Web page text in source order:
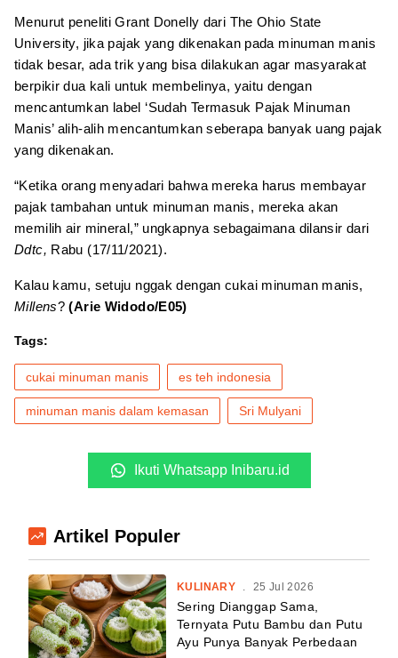
Menurut peneliti Grant Donelly dari The Ohio State
University, jika pajak yang dikenakan pada minuman manis
tidak besar, ada trik yang bisa dilakukan agar masyarakat
berpikir dua kali untuk membelinya, yaitu dengan
mencantumkan label ‘Sudah Termasuk Pajak Minuman
Manis’ alih-alih mencantumkan seberapa banyak uang pajak
yang dikenakan.
“Ketika orang menyadari bahwa mereka harus membayar
pajak tambahan untuk minuman manis, mereka akan
memilih air mineral,” ungkapnya sebagaimana dilansir dari
Ddtc, Rabu (17/11/2021).
Kalau kamu, setuju nggak dengan cukai minuman manis,
Millens?(Arie Widodo/E05)
Tags:
cukai minuman manis es teh indonesia
minuman manis dalam kemasan Sri Mulyani
Ikuti Whatsapp Inibaru.id
Artikel Populer
KULINARY . 25 Jul 2026
Sering Dianggap Sama,
Ternyata Putu Bambu dan Putu
Ayu Punya Banyak Perbedaan